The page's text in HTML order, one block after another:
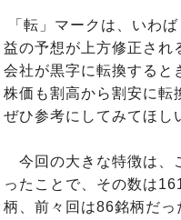
「転」マークは、いわ
益の予想が上方修正され
会社が黒字に転換すると
株価も割高から割安に転
ぜひ参考にしてみてほし
今回の大きな特徴は、
ったことで、その数は
柄、前々回は86銘柄だっ